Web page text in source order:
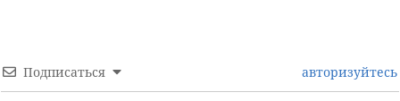
Подписаться авторизуйтесь